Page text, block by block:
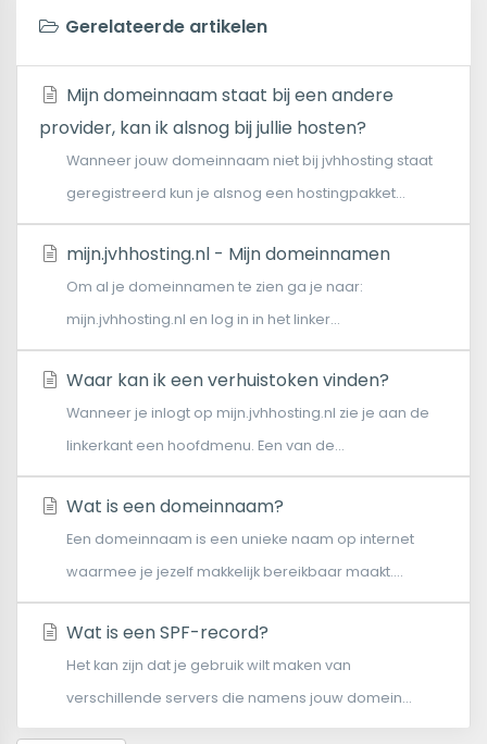
Gerelateerde artikelen
Mijn domeinnaam staat bij een andere
provider, kan ik alsnog bij jullie hosten?
Wanneer jouw domeinnaam niet bij jvhhosting staat
geregistreerd kun je alsnog een hostingpakket...
mijn.jvhhosting.nl - Mijn domeinnamen
Om al je domeinnamen te zien ga je naar:
mijn.jvhhosting.nl en log in in het linker...
Waar kan ik een verhuistoken vinden?
Wanneer je inlogt op mijn.jvhhosting.nl zie je aan de
linkerkant een hoofdmenu. Een van de...
Wat is een domeinnaam?
Een domeinnaam is een unieke naam op internet
waarmee je jezelf makkelijk bereikbaar maakt....
Wat is een SPF-record?
Het kan zijn dat je gebruik wilt maken van
verschillende servers die namens jouw domein...